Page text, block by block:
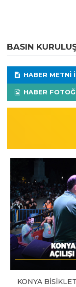
BASIN
HABER METNI
HABER
KONYA